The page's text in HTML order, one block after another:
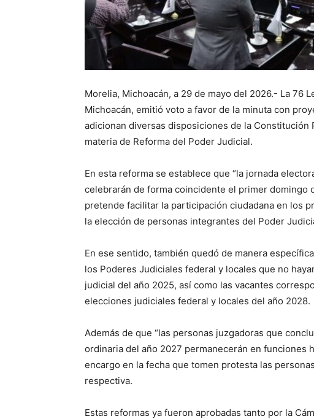
Morelia, Michoacán, a 29 de mayo del 2026.- La 76
Michoacán, emitió voto a favor de la minuta con
adicionan diversas disposiciones de la Constitución
materia de Reforma del Poder Judicial.
En esta reforma se establece que “la jornada
celebrarán de forma coincidente el primer domingo
pretende facilitar la participación ciudadana en los
la elección de personas integrantes del Poder
En ese sentido, también quedó de manera
los Poderes Judiciales federal y locales que no
judicial del año 2025, así como las vacantes
elecciones judiciales federal y locales del año 2028.
Además de que “las personas juzgadoras que
ordinaria del año 2027 permanecerán en funciones
encargo en la fecha que tomen protesta las
respectiva.
Estas reformas ya fueron aprobadas tanto por la